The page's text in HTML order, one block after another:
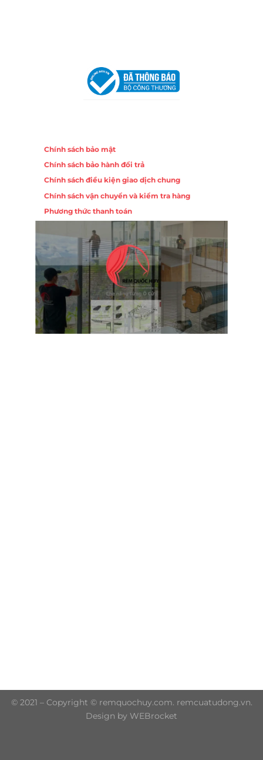
Chính sách bảo mật
Chính sách bảo hành đổi trả
Chính sách điều kiện giao dịch chung
Chính sách vận chuyển và kiểm tra hàng
Phương thức thanh toán
© 2021 – Copyright © remquochuy.com. remcuatudong.vn.
Design by WEBrocket